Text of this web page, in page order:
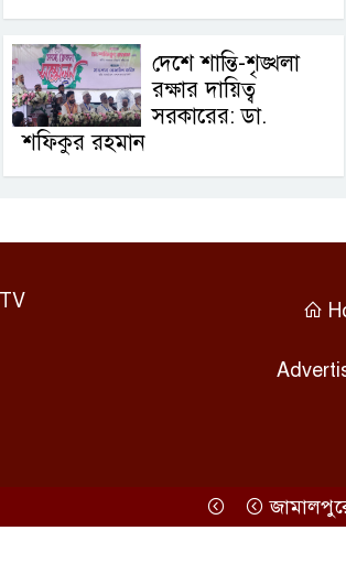
দেশে শান্তি-শৃঙ্খলা
রক্ষার দায়িত্ব
সরকারের: ডা.
শফিকুর রহমান
জামালপুরে